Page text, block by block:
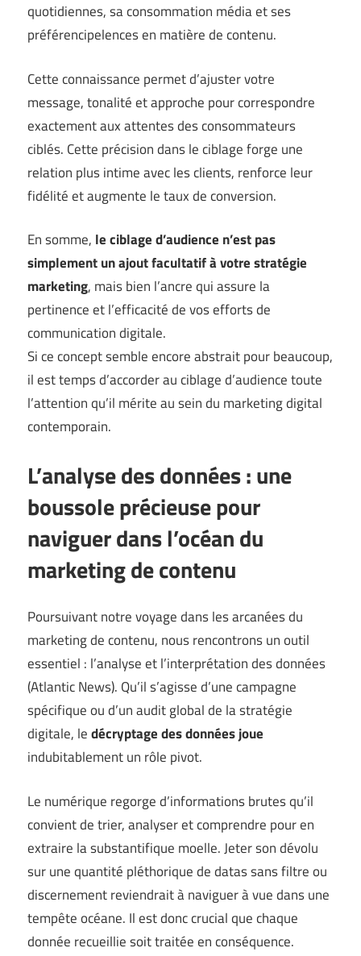
quotidiennes, sa consommation média et ses
préférencipelences en matière de contenu.
Cette connaissance permet d’ajuster votre
message, tonalité et approche pour correspondre
exactement aux attentes des consommateurs
ciblés. Cette précision dans le ciblage forge une
relation plus intime avec les clients, renforce leur
fidélité et augmente le taux de conversion.
En somme, le ciblage d’audience n’est pas
simplement un ajout facultatif à votre stratégie
marketing, mais bien l’ancre qui assure la
pertinence et l’efficacité de vos efforts de
communication digitale.
Si ce concept semble encore abstrait pour beaucoup,
il est temps d’accorder au ciblage d’audience toute
l’attention qu’il mérite au sein du marketing digital
contemporain.
L’analyse des données : une
boussole précieuse pour
naviguer dans l’océan du
marketing de contenu
Poursuivant notre voyage dans les arcanées du
marketing de contenu, nous rencontrons un outil
essentiel : l’analyse et l’interprétation des données
(Atlantic News). Qu’il s’agisse d’une campagne
spécifique ou d’un audit global de la stratégie
digitale, ledécryptage des données joue
indubitablement un rôle pivot.
Le numérique regorge d’informations brutes qu’il
convient de trier, analyser et comprendre pour en
extraire la substantifique moelle. Jeter son dévolu
sur une quantité pléthorique de datas sans filtre ou
discernement reviendrait à naviguer à vue dans une
tempête océane. Il est donc crucial que chaque
donnée recueillie soit traitée en conséquence.